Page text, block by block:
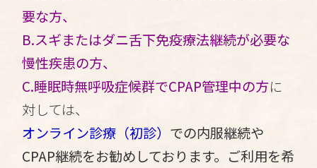
要な方、
B.スギまたはダニ舌下免疫療法継続が必要な
慢性疾患の方、
C.睡眠時無呼吸症候群でCPAP管理中の方に
対しては、
オンライン診療（初診） での内服継続や
CPAP継続をお勧めしております。 ご利用を希